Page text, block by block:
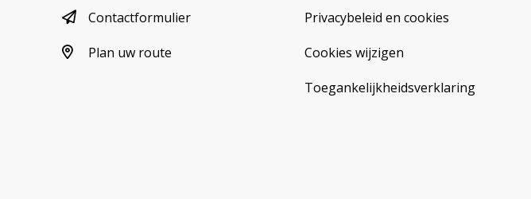
contactformulier
Contactformulier
plan uw route
Plan uw route
Privacybeleid en cookies
Cookies wijzigen
Toegankelijkheidsverklaring